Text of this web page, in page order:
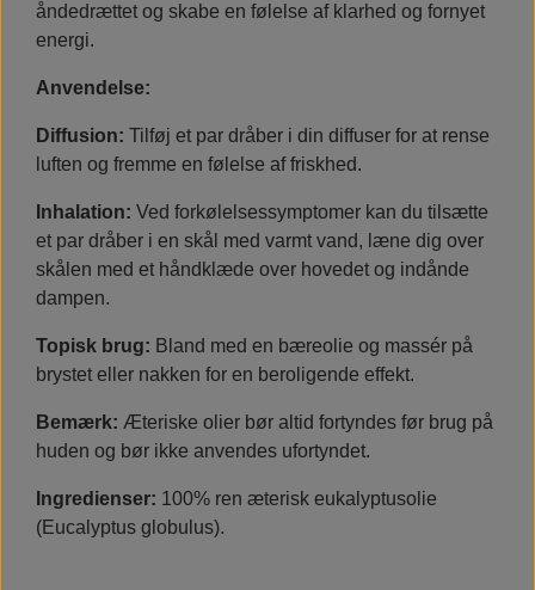
åndedrættet og skabe en følelse af klarhed og fornyet
energi.
Anvendelse:
Diffusion: Tilføj et par dråber i din diffuser for at rense
luften og fremme en følelse af friskhed.
Inhalation: Ved forkølelsessymptomer kan du tilsætte
et par dråber i en skål med varmt vand, læne dig over
skålen med et håndklæde over hovedet og indånde
dampen.
Topisk brug: Bland med en bæreolie og massér på
brystet eller nakken for en beroligende effekt.
Bemærk: Æteriske olier bør altid fortyndes før brug på
huden og bør ikke anvendes ufortyndet.
Ingredienser: 100% ren æterisk eukalyptusolie
(Eucalyptus globulus).